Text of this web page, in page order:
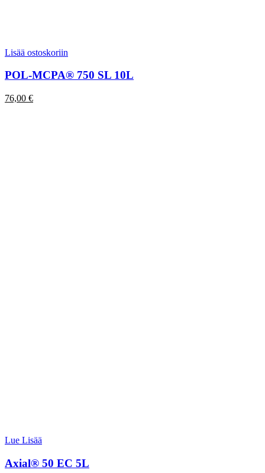
Lisää ostoskoriin
POL-MCPA® 750 SL 10L
76,00 €
Lue Lisää
Axial® 50 EC 5L